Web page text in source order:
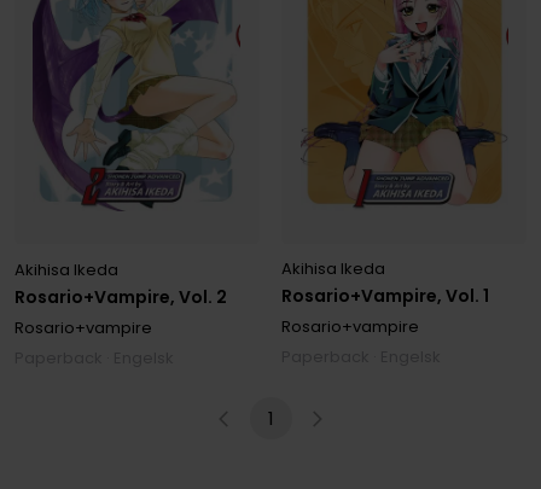
Rosario+Vampire, Vol. 2
Akihisa Ikeda
Rosario+vampire
Rosario+Vampire, Vol. 1
Akihisa Ikeda
Rosario+vampire
1